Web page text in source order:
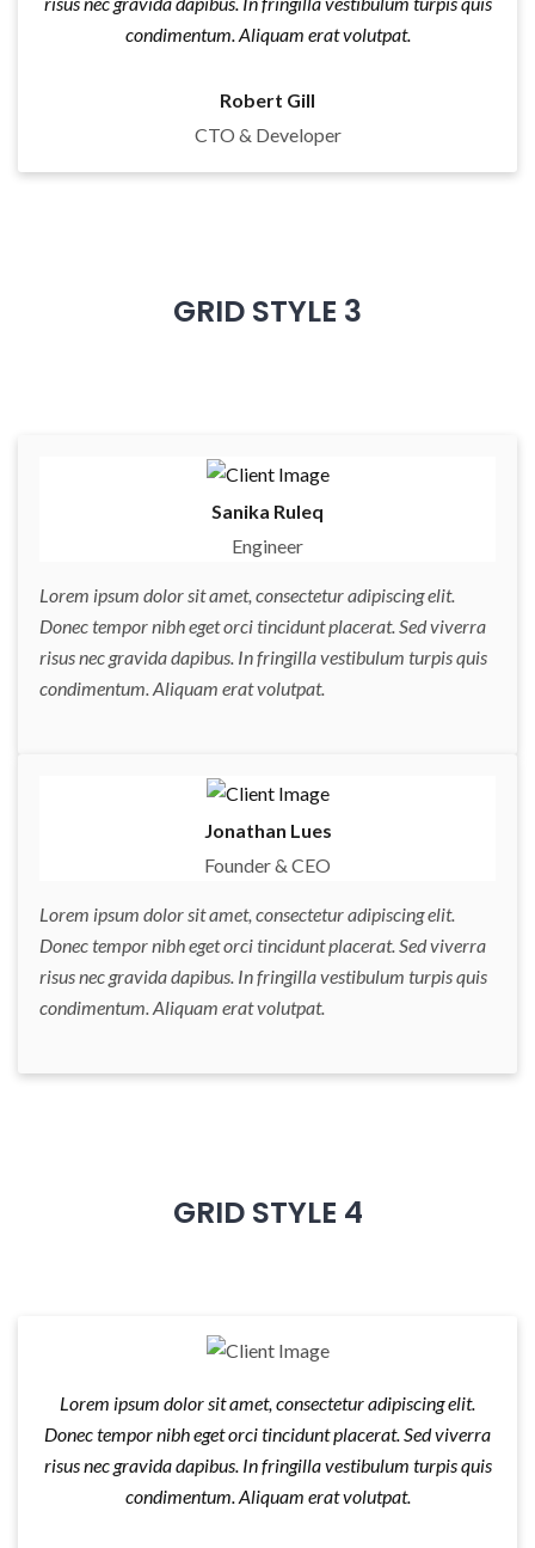
condimentum. Aliquam erat volutpat.
Robert Gill
CTO & Developer
GRID STYLE 3
Sanika Ruleq
Engineer
Lorem ipsum dolor sit amet, consectetur adipiscing elit.
Donec tempor nibh eget orci tincidunt placerat. Sed viverra
risus nec gravida dapibus. In fringilla vestibulum turpis quis
condimentum. Aliquam erat volutpat.
Jonathan Lues
Founder & CEO
Lorem ipsum dolor sit amet, consectetur adipiscing elit.
Donec tempor nibh eget orci tincidunt placerat. Sed viverra
risus nec gravida dapibus. In fringilla vestibulum turpis quis
condimentum. Aliquam erat volutpat.
GRID STYLE 4
Lorem ipsum dolor sit amet, consectetur adipiscing elit.
Donec tempor nibh eget orci tincidunt placerat. Sed viverra
risus nec gravida dapibus. In fringilla vestibulum turpis quis
condimentum. Aliquam erat volutpat.